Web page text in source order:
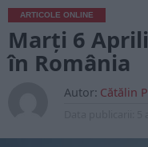
ARTICOLE ONLINE
Marți 6
în România
Autor: Cătălin